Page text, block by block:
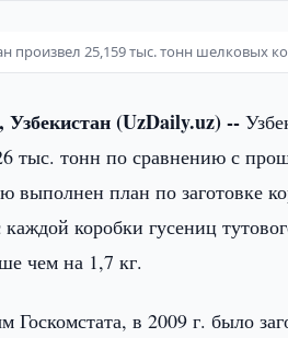
произвел 25,159 тыс. тонн шелковых
(UzDaily.uz) --
тыс. тонн по сравнению с
выполнен план по заготовке
каждой коробки гусениц
чем на 1,7 кг.
Госкомстата, в 2009 г. было